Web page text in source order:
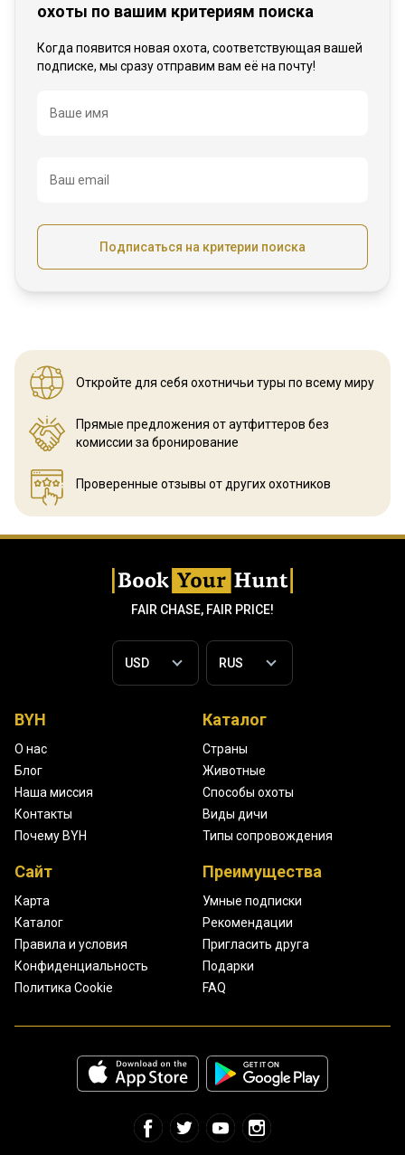
охоты по вашим критериям поиска
Когда появится новая охота, соответствующая вашей
подписке, мы сразу отправим вам её на почту!
Название
Ваше имя
Ваш email
Подписаться на критерии поиска
Откройте для себя охотничьи туры по всему миру
Прямые предложения от аутфиттеров без
комиссии за бронирование
Проверенные отзывы от других охотников
FAIR CHASE, FAIR PRICE!
BYH
О нас
Блог
Наша миссия
Контакты
Почему BYH
Каталог
Страны
Животные
Способы охоты
Виды дичи
Типы сопровождения
Сайт
Карта
Каталог
Правила и условия
Конфиденциальность
Политика Cookie
Преимущества
Умные подписки
Рекомендации
Пригласить друга
Подарки
FAQ